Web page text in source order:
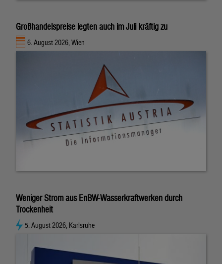
Großhandelspreise legten auch im Juli kräftig zu
6. August 2026, Wien
Weniger Strom aus EnBW-Wasserkraftwerken durch
Trockenheit
5. August 2026, Karlsruhe